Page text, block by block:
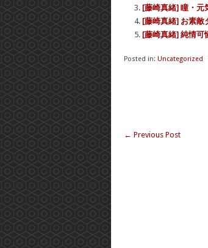
[藤崎真緒] 瞳・元
[藤崎真緒] お素敵
[藤崎真緒] 純情可
Posted in: Uncategorized
← Previous Post